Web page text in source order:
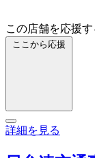
この店舗を応援す
ここから応援
詳細を見る